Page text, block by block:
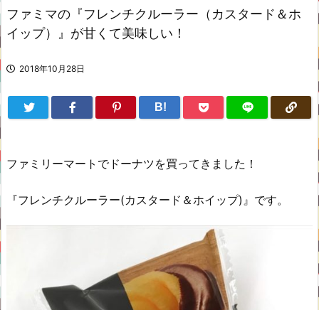
ファミマの『フレンチクルーラー（カスタード＆ホ
イップ）』が甘くて美味しい！
2018年10月28日
B!
ファミリーマートでドーナツを買ってきました！
『フレンチクルーラー(カスタード＆ホイップ)』です。